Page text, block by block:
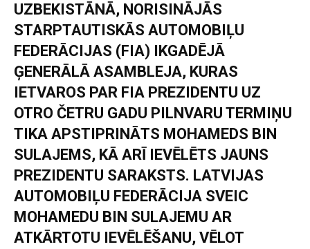
UZBEKISTĀNĀ, NORISINĀJĀS
STARPTAUTISKĀS AUTOMOBIĻU
FEDERĀCIJAS (FIA) IKGADĒJĀ
ĢENERĀLĀ ASAMBLEJA, KURAS
IETVAROS PAR FIA PREZIDENTU UZ
OTRO ČETRU GADU PILNVARU TERMIŅU
TIKA APSTIPRINĀTS MOHAMEDS BIN
SULAJEMS, KĀ ARĪ IEVĒLĒTS JAUNS
PREZIDENTU SARAKSTS. LATVIJAS
AUTOMOBIĻU FEDERĀCIJA SVEIC
MOHAMEDU BIN SULAJEMU AR
ATKĀRTOTU IEVĒLĒŠANU, VĒLOT